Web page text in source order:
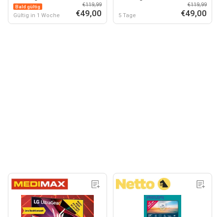
Bald gültig
Gültig in 1 Woche
€119,99
€49,00 5 Tage
€119,99
€49,00